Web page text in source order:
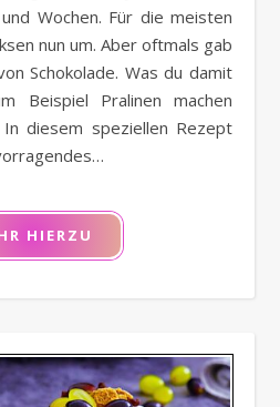
Wochen. Für die meisten
nun um. Aber oftmals gab
Schokolade. Was du damit
Beispiel Pralinen machen
diesem speziellen Rezept
HIERZU